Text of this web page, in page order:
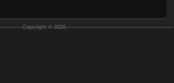
Copyright © 2026,